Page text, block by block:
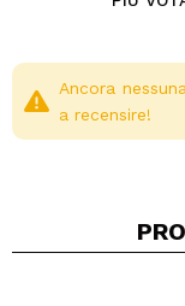
Ancora
a recensire!